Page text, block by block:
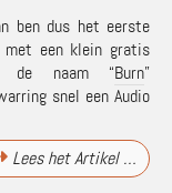
ben dus het eerste
een klein gratis
de naam “Burn”
snel een Audio
Lees het Artikel …